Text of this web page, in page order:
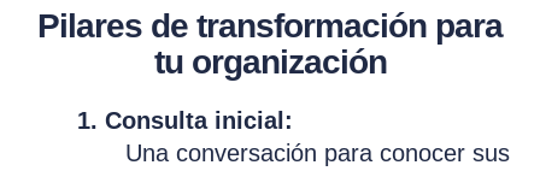
Pilares de transformación para
tu organización
1. Consulta inicial:
Una conversación para conocer sus